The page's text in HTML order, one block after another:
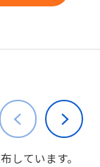
しています。